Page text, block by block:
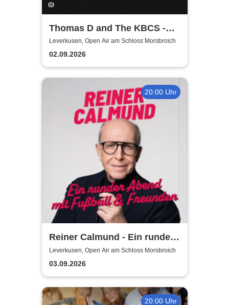
Thomas D and The KBCS -
Neocortex Tour 2026
Leverkusen, Open Air am Schloss Morsbroich
02.09.2026
20:00 Uhr
Reiner Calmund - Ein runder
Abend mit Fußball &
Freunden
Leverkusen, Open Air am Schloss Morsbroich
03.09.2026
20:00 Uhr